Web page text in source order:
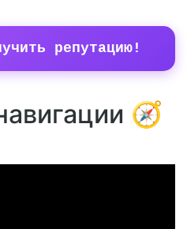
репутацию!
🧭